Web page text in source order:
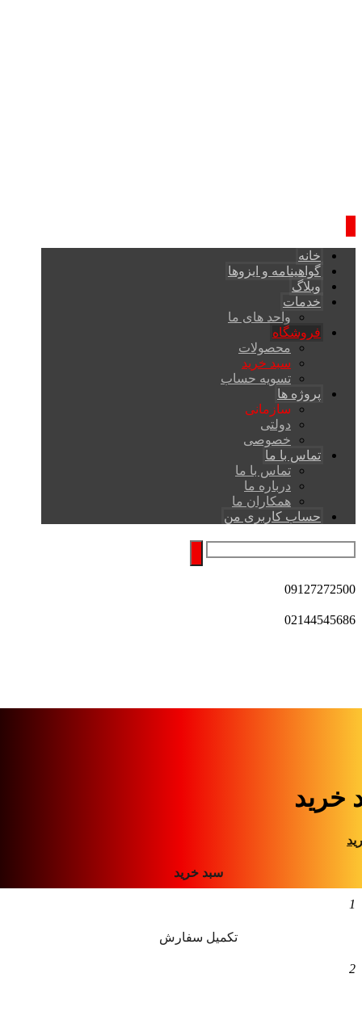
خانه
گواهینامه و ایزوها
وبلاگ
خدمات
واحد های ما
فروشگاه
محصولات
سبد خرید
تسویه حساب
پروژه ها
سازمانی
دولتی
خصوصی
تماس با ما
تماس با ما
درباره ما
همکاران ما
حساب کاربری من
09127272500
02144545686
خرید
سبد خرید
1
تکمیل سفارش
2